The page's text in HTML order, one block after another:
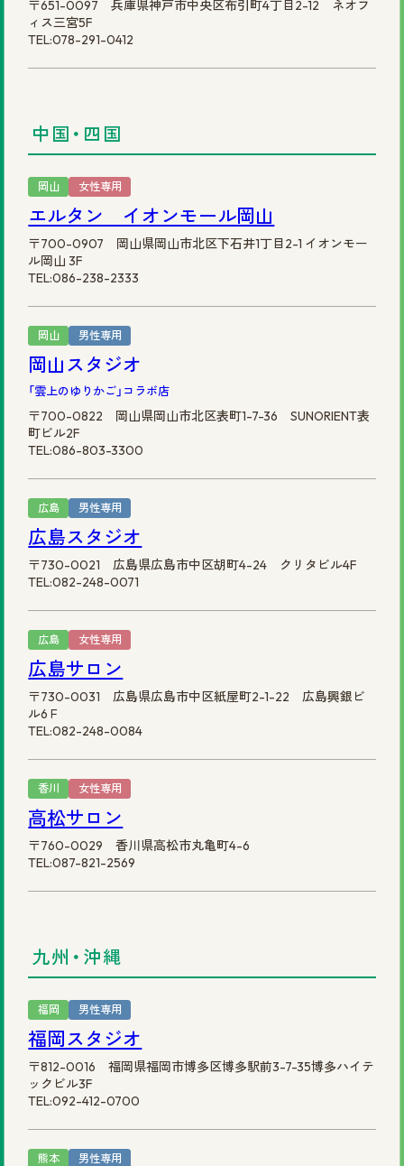
〒651-0097 兵庫県神戸市中央区布引町4丁目2-12 ネオフ
ィス三宮5F
TEL:078-291-0412
中国・四国
岡山 女性専用
エルタン イオンモール岡山
〒700-0907 岡山県岡山市北区下石井1丁目2-1 イオンモー
ル岡山 3F
TEL:086-238-2333
岡山 男性専用
岡山スタジオ
「雲上のゆりかご」コラボ店
〒700-0822 岡山県岡山市北区表町1-7-36 SUNORIENT表
町ビル2F
TEL:086-803-3300
広島 男性専用
広島スタジオ
〒730-0021 広島県広島市中区胡町4-24 クリタビル4F
TEL:082-248-0071
広島 女性専用
広島サロン
〒730-0031 広島県広島市中区紙屋町2-1-22 広島興銀ビ
ル6Ｆ
TEL:082-248-0084
香川 女性専用
高松サロン
〒760-0029 香川県高松市丸亀町4-6
TEL:087-821-2569
九州・沖縄
福岡 男性専用
福岡スタジオ
〒812-0016 福岡県福岡市博多区博多駅前3-7-35博多ハイテ
ックビル3F
TEL:092-412-0700
熊本 男性専用